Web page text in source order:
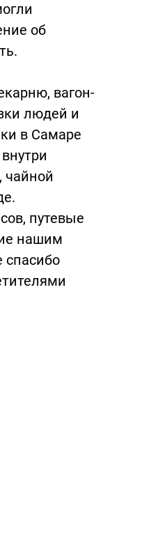
об
вагон-
людей и
в Самаре
чайной
путевые
нашим
спасибо